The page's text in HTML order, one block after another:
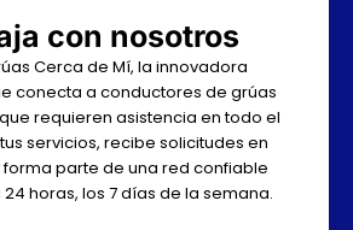
con nosotros
Cerca de Mí, la innovadora
conecta a conductores de grúas
requieren asistencia en todo el
servicios, recibe solicitudes en
parte de una red confiable
horas, los 7 días de la semana.